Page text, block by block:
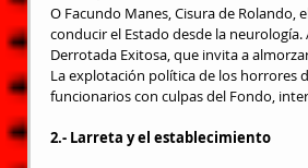
O Facundo Manes, Cisura de Rolando,
conducir el Estado desde la
Derrotada Exitosa, que invita a
La explotación política de los horrores
funcionarios con culpas del Fondo,
2.- Larreta y el establecimiento